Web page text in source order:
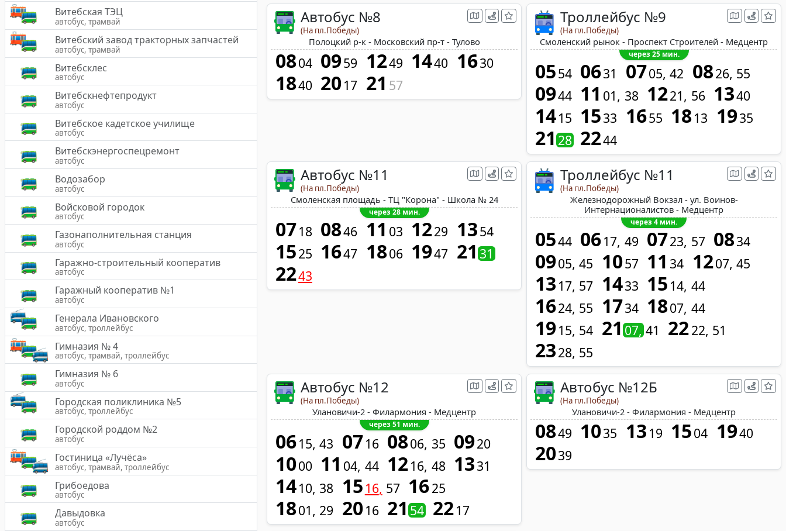
Витебская ТЭЦ
автобус, трамвай
Витебский завод тракторных запчастей
автобус, трамвай
Витебсклес
автобус
Витебскнефтепродукт
автобус
Витебское кадетское училище
автобус
Витебскэнергоспецремонт
автобус
Водозабор
автобус
Войсковой городок
автобус
Газонаполнительная станция
автобус
Гаражно-строительный кооператив
автобус
Гаражный кооператив №1
автобус
Генерала Ивановского
автобус, троллейбус
Гимназия № 4
автобус, трамвай, троллейбус
Гимназия № 6
автобус
Городская поликлиника №5
автобус, троллейбус
Городской роддом №2
автобус
Гостиница «Лучёса»
автобус, трамвай, троллейбус
Грибоедова
автобус
Давыдовка
автобус
Автобус №8
(На пл.Победы)
Полоцкий р-к - Московский пр-т - Тулово
0804 0959 1249 1440 1630
1840 2017 21 57
Троллейбус №9
(На пл.Победы)
Смоленский рынок - Проспект Строителей - Медцентр
через 25 мин.
0554 0631 0705 42 0826 55
0944 11 01 38 1221 56 1340
1415 1533 1655 1813 1935
21 28 2244
Автобус №11
(На пл.Победы)
Смоленская площадь - ТЦ "Корона" - Школа № 24
через 28 мин.
0718 0846 11 03 1229 1354
1525 1647 1806 1947 21 31
2243
Троллейбус №11
(На пл.Победы)
Железнодорожный Вокзал - ул. Воинов-
Интернационалистов - Медцентр
через 4 мин.
0544 0617 49 0723 57 0834
0905 45 1057 11 34 1207 45
13 17 57 1433 15 14 44
1624 55 1734 1807 44
1915 54 21 07 41 2222 51
2328 55
Автобус №12
(На пл.Победы)
Улановичи-2 - Филармония - Медцентр
через 51 мин.
0615 43 0716 0806 35 0920
1000 11 04 44 1216 48 1331
1410 38 15 16 57 1625
1801 29 2016 2154 2217
Автобус №12Б
(На пл.Победы)
Улановичи-2 - Филармония - Медцентр
0849 1035 13 19 1504 1940
2039